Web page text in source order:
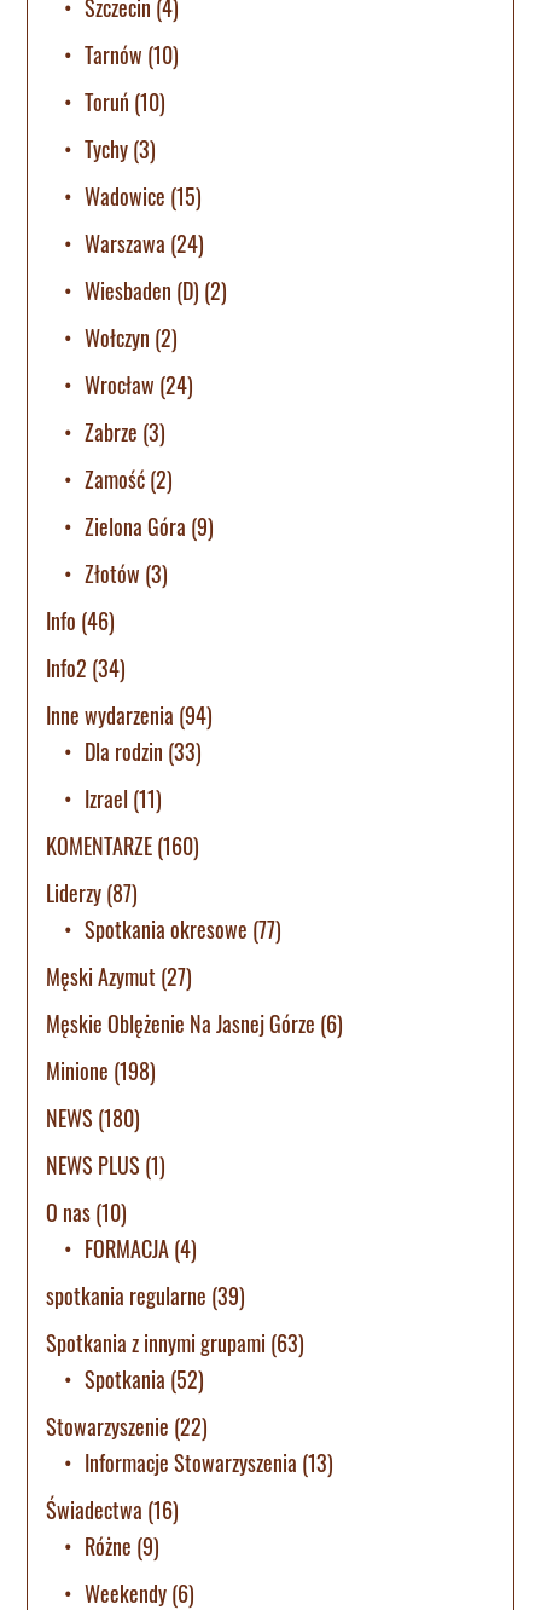
Szczecin (4)
Tarnów (10)
Toruń (10)
Tychy(3)
Wadowice (15)
Warszawa (24)
Wiesbaden (D) (2)
Wołczyn (2)
Wrocław (24)
Zabrze (3)
Zamość(2)
Zielona Góra (9)
Złotów (3)
Info (46)
Info2 (34)
Inne wydarzenia (94)
Dla rodzin (33)
Izrael (11)
KOMENTARZE(160)
Liderzy(87)
Spotkania okresowe (77)
Męski Azymut (27)
Męskie Oblężenie Na Jasnej Górze (6)
Minione (198)
NEWS (180)
NEWS PLUS (1)
O nas(10)
FORMACJA(4)
spotkania regularne (39)
Spotkania z innymi grupami (63)
Spotkania (52)
Stowarzyszenie (22)
Informacje Stowarzyszenia (13)
Świadectwa (16)
Różne (9)
Weekendy(6)